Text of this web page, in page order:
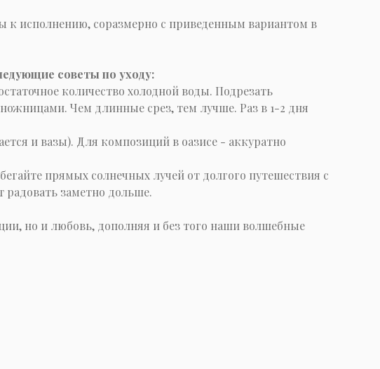
исполнению, соразмерно с приведенным вариантом в
советы по уходу:
количество холодной воды. Подрезать
Чем длинные срез, тем лучше. Раз в 1-2 дня
и вазы). Для композиций в оазисе - аккуратно
прямых солнечных лучей от долгого путешествия с
заметно дольше.
но и любовь, дополняя и без того наши волшебные